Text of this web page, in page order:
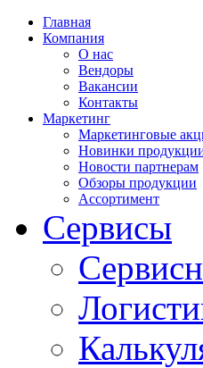
Главная
Компания
О нас
Вендоры
Вакансии
Контакты
Маркетинг
Маркетинговые
Новинки
Новости партнерам
Обзоры продукции
Ассортимент
Сервисы